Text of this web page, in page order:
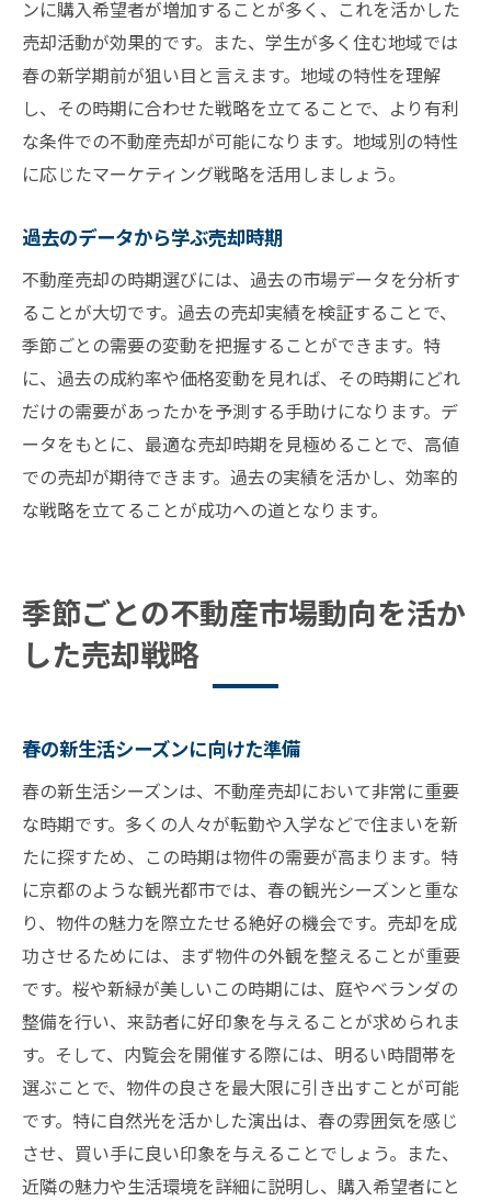
ンに購入希望者が増加することが多く、これを活かした
売却活動が効果的です。また、学生が多く住む地域では
春の新学期前が狙い目と言えます。地域の特性を理解
し、その時期に合わせた戦略を立てることで、より有利
な条件での不動産売却が可能になります。地域別の特性
に応じたマーケティング戦略を活用しましょう。
過去のデータから学ぶ売却時期
不動産売却の時期選びには、過去の市場データを分析す
ることが大切です。過去の売却実績を検証することで、
季節ごとの需要の変動を把握することができます。特
に、過去の成約率や価格変動を見れば、その時期にどれ
だけの需要があったかを予測する手助けになります。デ
ータをもとに、最適な売却時期を見極めることで、高値
での売却が期待できます。過去の実績を活かし、効率的
な戦略を立てることが成功への道となります。
季節ごとの不動産市場動向を活か
した売却戦略
春の新生活シーズンに向けた準備
春の新生活シーズンは、不動産売却において非常に重要
な時期です。多くの人々が転勤や入学などで住まいを新
たに探すため、この時期は物件の需要が高まります。特
に京都のような観光都市では、春の観光シーズンと重な
り、物件の魅力を際立たせる絶好の機会です。売却を成
功させるためには、まず物件の外観を整えることが重要
です。桜や新緑が美しいこの時期には、庭やベランダの
整備を行い、来訪者に好印象を与えることが求められま
す。そして、内覧会を開催する際には、明るい時間帯を
選ぶことで、物件の良さを最大限に引き出すことが可能
です。特に自然光を活かした演出は、春の雰囲気を感じ
させ、買い手に良い印象を与えることでしょう。また、
近隣の魅力や生活環境を詳細に説明し、購入希望者にと